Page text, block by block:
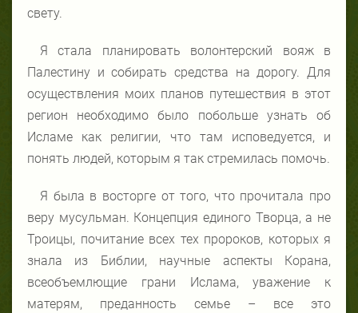
свету.
Я стала планировать волонтерский вояж в
Палестину и собирать средства на дорогу. Для
осуществления моих планов путешествия в этот
регион необходимо было побольше узнать об
Исламе как религии, что там исповедуется, и
понять людей, которым я так стремилась помочь.
Я была в восторге от того, что прочитала про
веру мусульман. Концепция единого Творца, а не
Троицы, почитание всех тех пророков, которых я
знала из Библии, научные аспекты Корана,
всеобъемлющие грани Ислама, уважение к
матерям, преданность семье – все это